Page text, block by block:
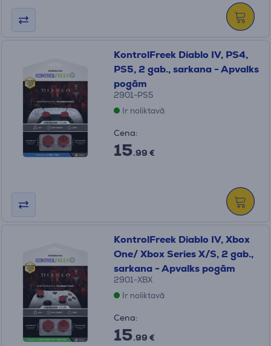
KontrolFreek Diablo IV, PS4,
PS5, 2 gab., sarkana - Apvalks
pogām
2901-PS5
Ir noliktavā
Cena:
15.99 €
KontrolFreek Diablo IV, Xbox
One/ Xbox Series X/S, 2 gab.,
sarkana - Apvalks pogām
2901-XBX
Ir noliktavā
Cena:
15.99 €